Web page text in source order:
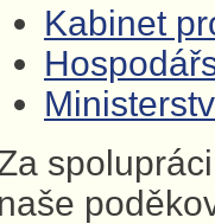
Kabinet
naše